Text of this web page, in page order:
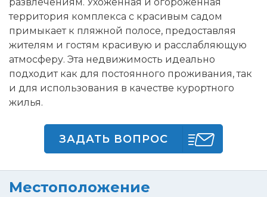
территория комплекса с красивым садом
примыкает к пляжной полосе, предоставляя
жителям и гостям красивую и расслабляющую
атмосферу. Эта недвижимость идеально
подходит как для постоянного проживания, так
и для использования в качестве курортного
жилья.
ЗАДАТЬ ВОПРОС
Местоположение